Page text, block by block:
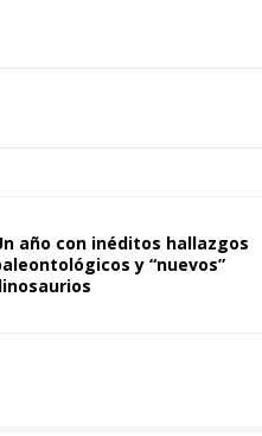
año con inéditos hallazgos
y “nuevos”